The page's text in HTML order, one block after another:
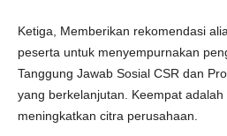
Ketiga, Memberikan rekomendasi
peserta untuk menyempurnakan
Tanggung Jawab Sosial CSR dan
yang berkelanjutan. Keempat
meningkatkan citra perusahaan.